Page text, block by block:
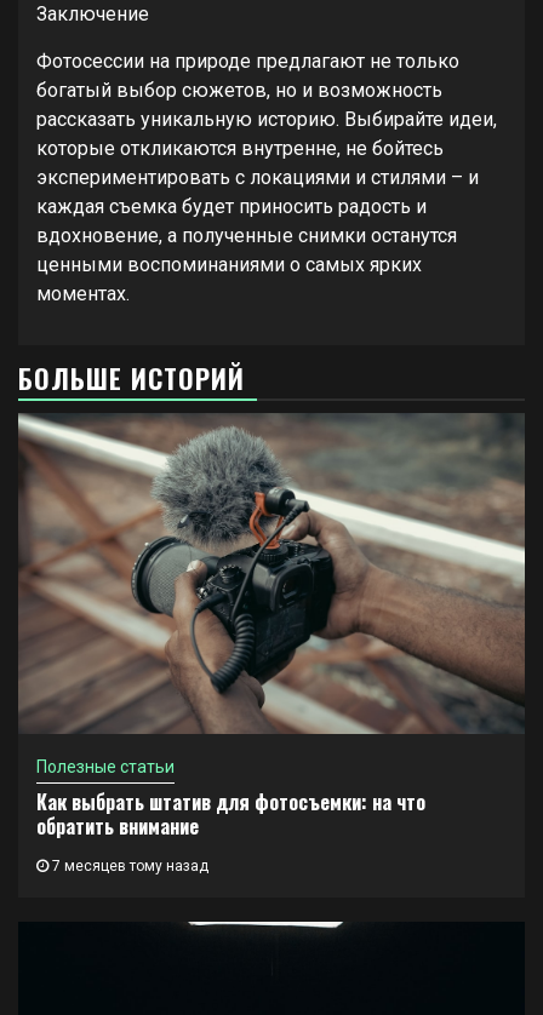
Заключение
Фотосессии на природе предлагают не только
богатый выбор сюжетов, но и возможность
рассказать уникальную историю. Выбирайте идеи,
которые откликаются внутренне, не бойтесь
экспериментировать с локациями и стилями – и
каждая съемка будет приносить радость и
вдохновение, а полученные снимки останутся
ценными воспоминаниями о самых ярких
моментах.
БОЛЬШЕ ИСТОРИЙ
Полезные статьи
Как выбрать штатив для фотосъемки: на что
обратить внимание
7 месяцев тому назад